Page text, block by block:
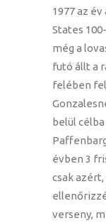
1977 az
States
még a
futó állt a
felében
belül
évben 3
csak
verseny,